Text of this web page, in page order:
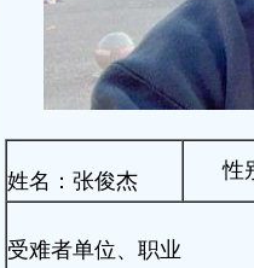
姓名：张俊杰 性
受难者单位、职业